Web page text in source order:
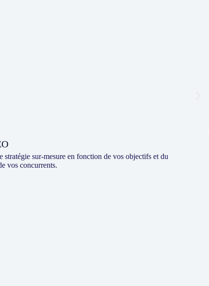
stratégie sur-mesure en fonction de vos objectifs et du
vos concurrents.